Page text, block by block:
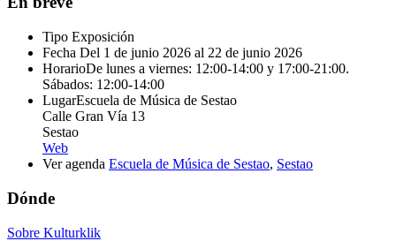
Tipo Exposición
Fecha Del 1 de junio 2026 al 22 de junio 2026
HorarioDe lunes a viernes: 12:00-14:00 y 17:00-21:00.
Sábados: 12:00-14:00
LugarEscuela de Música de Sestao
Calle Gran Vía 13
Sestao
Web
Ver agenda Escuela de Música de Sestao, Sestao
Dónde
Sobre Kulturklik